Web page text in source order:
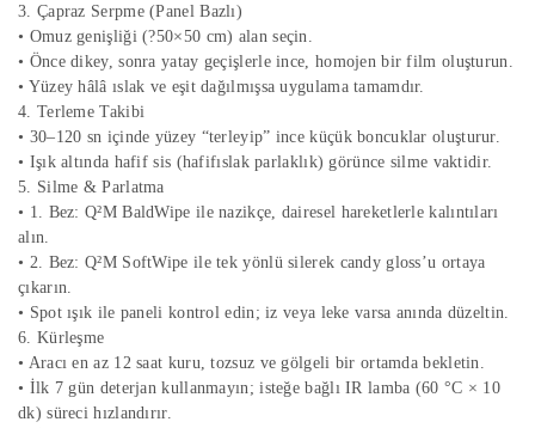
3. Çapraz Serpme (Panel Bazlı)
• Omuz genişliği (?50×50 cm) alan seçin.
• Önce dikey, sonra yatay geçişlerle ince, homojen bir film oluşturun.
• Yüzey hâlâ ıslak ve eşit dağılmışsa uygulama tamamdır.
4. Terleme Takibi
• 30–120 sn içinde yüzey “terleyip” ince küçük boncuklar oluşturur.
• Işık altında hafif sis (hafifıslak parlaklık) görünce silme vaktidir.
5. Silme & Parlatma
• 1. Bez: Q²M BaldWipe ile nazikçe, dairesel hareketlerle kalıntıları
alın.
• 2. Bez: Q²M SoftWipe ile tek yönlü silerek candy gloss’u ortaya
çıkarın.
• Spot ışık ile paneli kontrol edin; iz veya leke varsa anında düzeltin.
6. Kürleşme
• Aracı en az 12 saat kuru, tozsuz ve gölgeli bir ortamda bekletin.
• İlk 7 gün deterjan kullanmayın; isteğe bağlı IR lamba (60 °C × 10
dk) süreci hızlandırır.